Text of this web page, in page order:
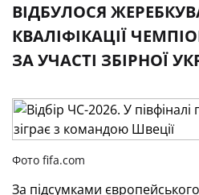
ВІДБУЛОСЯ
КВАЛІФІКАЦІЇ
ЗА УЧАСТІ ЗБІРНОЇ
Фото fifa.com
За підсумками